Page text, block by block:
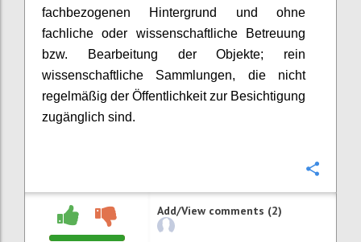
fachbezogenen Hintergrund und ohne
fachliche oder wissenschaftliche Betreuung
bzw. Bearbeitung der Objekte; rein
wissenschaftliche Sammlungen, die nicht
regelmäßig der Öffentlichkeit zur Besichtigung
zugänglich sind.
Add/View comments (2)